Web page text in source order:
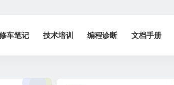
车笔记 技术培训 编程诊断 文档手册